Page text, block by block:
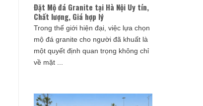
Đặt Mộ đá Granite tại Hà Nội Uy tín,
Chất lượng, Giá hợp lý
Trong thế giới hiện đại, việc lựa chọn
mộ đá granite cho người đã khuất là
một quyết định quan trọng không chỉ
về mặt ...